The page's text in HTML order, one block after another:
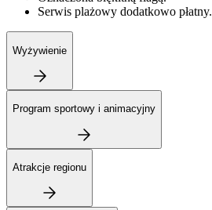
Serwis plażowy dodatkowo płatny.
Wyżywienie
Program sportowy i animacyjny
Atrakcje regionu